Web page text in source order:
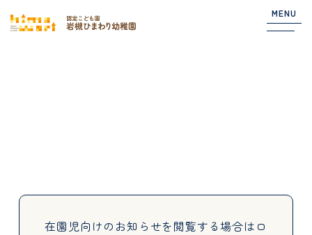
MENU
在園児向けのお知らせを閲覧する場合は ロ